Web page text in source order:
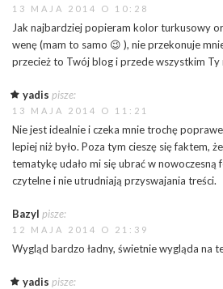
13 MAJA 2014 O 10:28
Jak najbardziej popieram kolor turkusowy
wenę (mam to samo 😉 ), nie przekonuje
przecież to Twój blog i przede wszystkim
yadis pisze:
13 MAJA 2014 O 11:21
Nie jest idealnie i czeka mnie trochę
lepiej niż było. Poza tym cieszę się faktem,
tematykę udało mi się ubrać w nowoczesną
czytelne i nie utrudniają przyswajania treści.
Bazyl pisze:
12 MAJA 2014 O 21:39
Wygląd bardzo ładny, świetnie wygląda na
yadis pisze: